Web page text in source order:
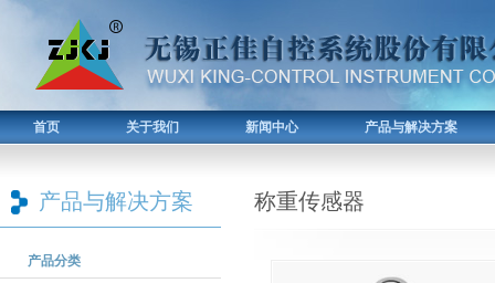
首页 关于我们 新闻中心 产品与解决方案
产品与解决方案
产品分类
称重传感器